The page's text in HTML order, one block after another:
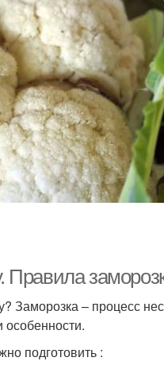
Правила
Заморозка – процесс
подготовить :